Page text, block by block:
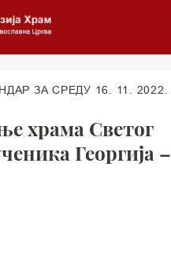
ЗА СРЕДУ 16. 11. 2022.
храма Светог
Георгија –